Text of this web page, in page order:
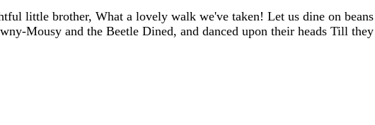
little brother, What a lovely walk we've taken! Let us dine on beans
Mousy and the Beetle Dined, and danced upon their heads Till they